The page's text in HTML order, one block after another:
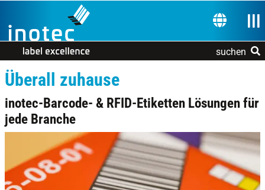
Zur Navigation springen
Zum Inhalt springen
suchen
Überall zuhause
inotec-Barcode- & RFID-Etiketten Lösungen für
jede Branche